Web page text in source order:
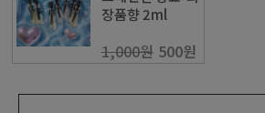
장품향 2ml
1,000원 500원